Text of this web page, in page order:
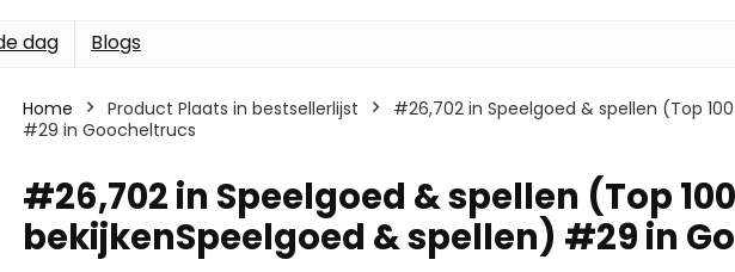
dag Blogs
Home Product Plaats in bestsellerlijst
#26,702 in Speelgoed & spellen (Top
#29 in Goocheltrucs
#26,702 in Speelgoed & spellen (Top
bekijkenSpeelgoed & spellen) #29 in